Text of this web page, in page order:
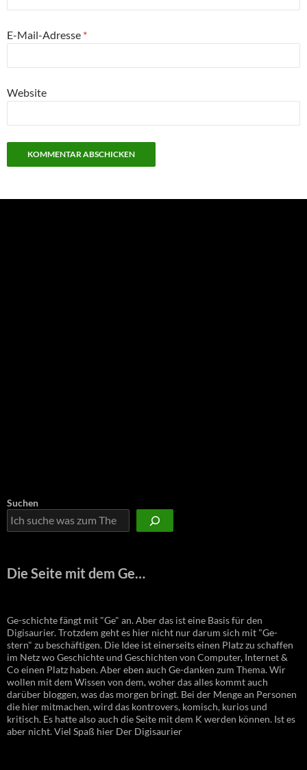
E-Mail-Adresse *
Website
Suchen
Die Seite mit dem Ge…
Ge-schichte fängt mit "Ge" an. Aber das ist eine Basis für den
Digisaurier. Trotzdem geht es hier nicht nur darum sich mit "Ge-
stern" zu beschäftigen. Die Idee ist einerseits einen Platz zu schaffen
im Netz wo Geschichte und Geschichten von Computer, Internet &
Co einen Platz haben. Aber eben auch Ge-danken zum Thema. Wir
wollen mit dem Wissen von dem, woher das alles kommt auch
darüber bloggen, was das morgen bringt. Bei der Menge an Personen
die hier mitmachen, wird das kontrovers, komisch, kurios und
kritisch. Es hatte also auch die Seite mit dem K werden können. Ist es
aber nicht. Viel Spaß hier Der Digisaurier